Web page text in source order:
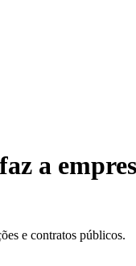
a
e contratos públicos.